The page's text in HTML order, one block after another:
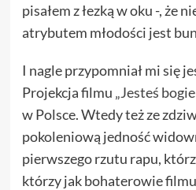
pisałem z łezką w oku -, że
atrybutem młodości jest
I nagle przypomniał mi się
Projekcja filmu „Jesteś
w Polsce. Wtedy też ze
pokoleniową jedność
pierwszego rzutu rapu,
którzy jak bohaterowie